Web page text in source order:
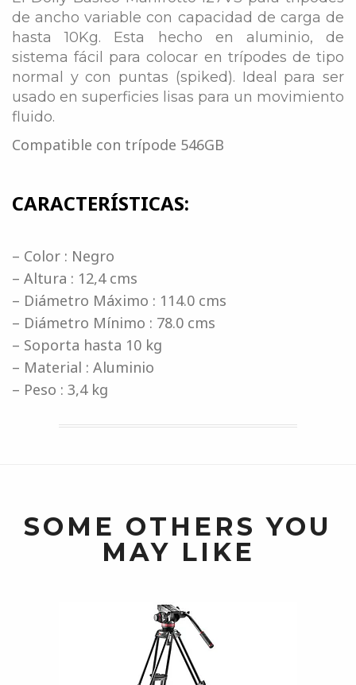
de ancho variable con capacidad de carga de
hasta 10Kg. Esta hecho en aluminio, de
sistema fácil para colocar en trípodes de tipo
normal y con puntas (spiked). Ideal para ser
usado en superficies lisas para un movimiento
fluido.
Compatible con trípode 546GB
CARACTERÍSTICAS:
– Color : Negro
– Altura : 12,4 cms
– Diámetro Máximo : 114.0 cms
– Diámetro Mínimo : 78.0 cms
– Soporta hasta 10 kg
– Material : Aluminio
– Peso : 3,4 kg
SOME OTHERS YOU
MAY LIKE